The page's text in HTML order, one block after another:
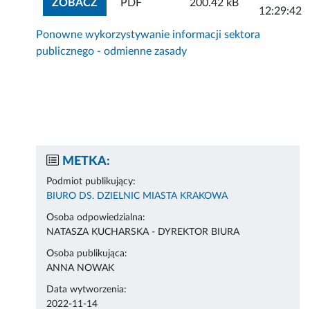
ZOBACZ PDF 200.42 kB
12:29:42
Ponowne wykorzystywanie informacji sektora
publicznego - odmienne zasady
METKA:
Podmiot publikujący:
BIURO DS. DZIELNIC MIASTA KRAKOWA
Osoba odpowiedzialna:
NATASZA KUCHARSKA - DYREKTOR BIURA
Osoba publikująca:
ANNA NOWAK
Data wytworzenia:
2022-11-14